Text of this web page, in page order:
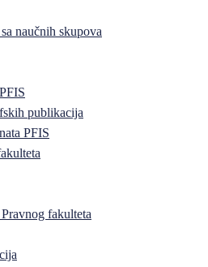
naučnih skupova
publikacija
PFIS
fakulteta